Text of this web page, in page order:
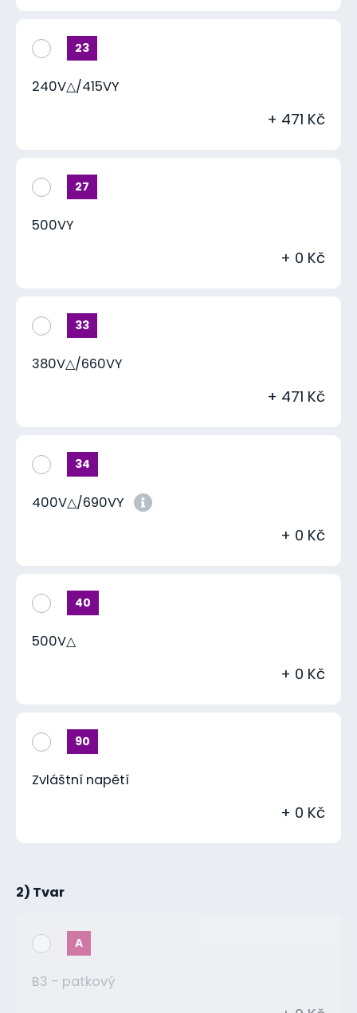
23
240V△/415VY
+ 471 Kč
27
500VY
+ 0 Kč
33
380V△/660VY
+ 471 Kč
34
400V△/690VY
+ 0 Kč
40
500V△
+ 0 Kč
90
Zvláštní napětí
+ 0 Kč
2) Tvar
A
B3 - patkový